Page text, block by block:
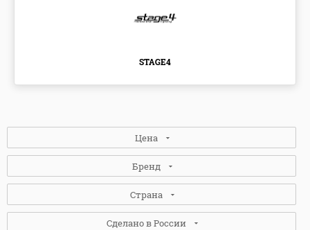
STAGE4
Цена
Бренд
(1)
Страна
Сделано в России